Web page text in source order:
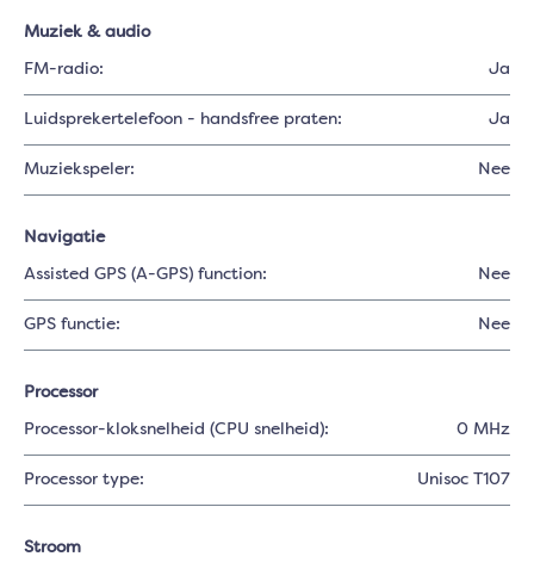
Muziek & audio
FM-radio: Ja
Luidsprekertelefoon - handsfree praten: Ja
Muziekspeler: Nee
Navigatie
Assisted GPS (A-GPS) function: Nee
GPS functie: Nee
Processor
Processor-kloksnelheid (CPU snelheid): 0 MHz
Processor type: Unisoc T107
Stroom